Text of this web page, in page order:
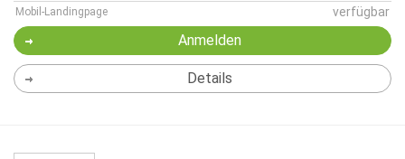
Mobil-Landingpage verfügbar
Anmelden
Details